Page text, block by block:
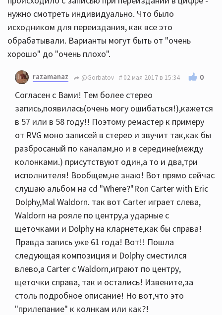
нужно смотреть индивидуально. Что было
исходником для переиздания, как все это
обрабатывали. Варианты могут быть от "очень
хорошо" до "очень плохо".
razamanaz @Gorbatov 02 мая 2017 в 15:34 0
Согласен с Вами! Тем более стерео
запись,появилась(очень могу ошибаться!),кажется
в 57 или в 58 году!! Поэтому ремастер к примеру
от RVG моно записей в стерео и звучит так,как бы
разбросаный по каналам,но и в середине(между
колонками.) присутствуют один,а то и два,три
исполнителя! Вообщем,не знаю! Вот прямо сейчас
слушаю альбом на cd "Where?"Ron Carter with Eric
Dolphy,Mal Waldorn. так вот Carter играет слева,
Waldorn на рояле по центру,а ударные с
щеточками и Dolphy на кларнете,как бы справа!
Правда запись уже 61 года! Вот!! Пошла
следующая композиция и Dolphy сместился
влево,а Carter с Waldorn,играют по центру,
щеточки справа, так и остались! Извените,за
столь подробное описание! Но вот,что это
"прилепание" к колнкам или как?!